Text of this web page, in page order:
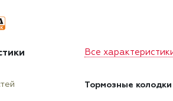
Все
Тормозные колодки